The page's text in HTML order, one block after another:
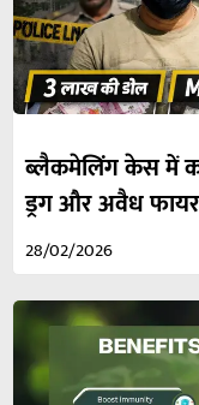
ब्लैकमेलिंग केस में
ड्रग और अवैध
28/02/2026